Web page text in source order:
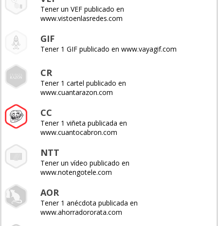
Tener un VEF publicado en
www.vistoenlasredes.com
GIF
Tener 1 GIF publicado en www.vayagif.com
CR
Tener 1 cartel publicado en
www.cuantarazon.com
CC
Tener 1 viñeta publicada en
www.cuantocabron.com
NTT
Tener un vídeo publicado en
www.notengotele.com
AOR
Tener 1 anécdota publicada en
www.ahorradororata.com